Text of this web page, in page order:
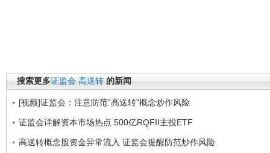
搜索更多证监会 高送转 的新闻
[视频]证监会：注意防范“高送转”概念炒作风险
证监会详解资本市场热点 500亿RQFII主投ETF
高送转概念股资金异常流入 证监会提醒防范炒作风险